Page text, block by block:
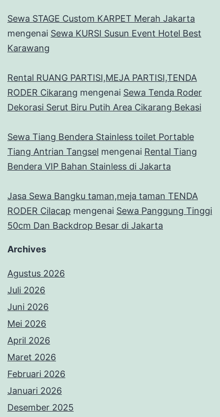
Sewa STAGE Custom KARPET Merah Jakarta
mengenai Sewa KURSI Susun Event Hotel Best
Karawang
Rental RUANG PARTISI,MEJA PARTISI,TENDA
RODER Cikarang mengenai Sewa Tenda Roder
Dekorasi Serut Biru Putih Area Cikarang Bekasi
Sewa Tiang Bendera Stainless toilet Portable
Tiang Antrian Tangsel mengenai Rental Tiang
Bendera VIP Bahan Stainless di Jakarta
Jasa Sewa Bangku taman,meja taman TENDA
RODER Cilacap mengenai Sewa Panggung Tinggi
50cm Dan Backdrop Besar di Jakarta
Archives
Agustus 2026
Juli 2026
Juni 2026
Mei 2026
April 2026
Maret 2026
Februari 2026
Januari 2026
Desember 2025